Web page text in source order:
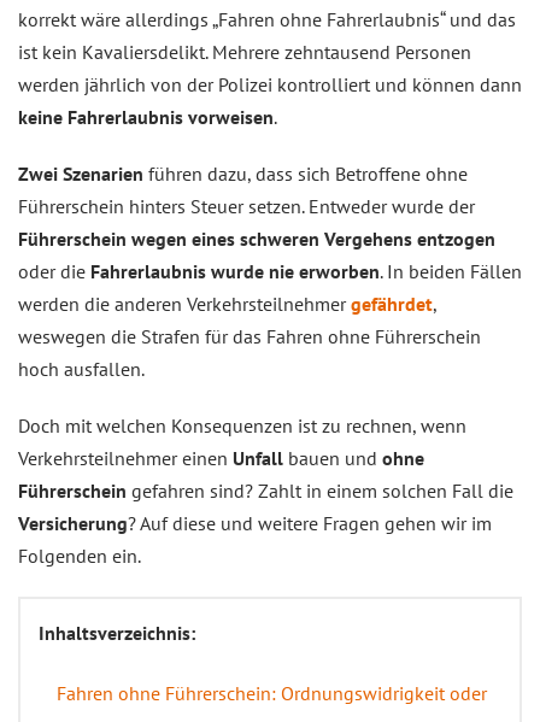
korrekt wäre allerdings „Fahren ohne Fahrerlaubnis“ und das
ist kein Kavaliersdelikt. Mehrere zehntausend Personen
werden jährlich von der Polizei kontrolliert und können dann
keine Fahrerlaubnis vorweisen.
Zwei Szenarien führen dazu, dass sich Betroffene ohne
Führerschein hinters Steuer setzen. Entweder wurde der
Führerschein wegen eines schweren Vergehens entzogen
oder die Fahrerlaubnis wurde nie erworben. In beiden Fällen
werden die anderen Verkehrsteilnehmergefährdet,
weswegen die Strafen für das Fahren ohne Führerschein
hoch ausfallen.
Doch mit welchen Konsequenzen ist zu rechnen, wenn
Verkehrsteilnehmer einen Unfall bauen und ohne
Führerschein gefahren sind? Zahlt in einem solchen Fall die
Versicherung? Auf diese und weitere Fragen gehen wir im
Folgenden ein.
Inhaltsverzeichnis:
Fahren ohne Führerschein: Ordnungswidrigkeit oder